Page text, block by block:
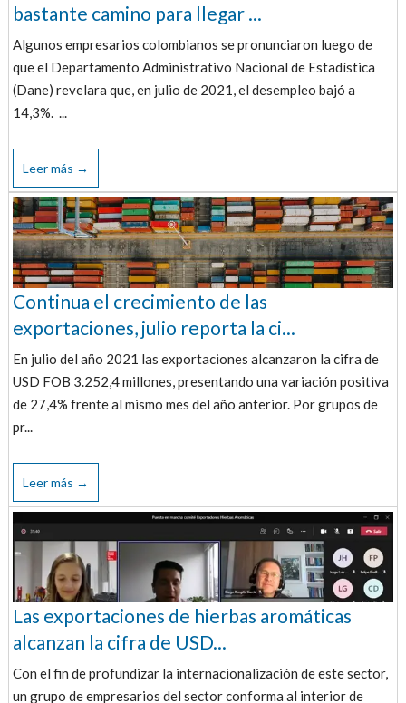
bastante camino para llegar ...
Algunos empresarios colombianos se pronunciaron luego de
que el Departamento Administrativo Nacional de Estadística
(Dane) revelara que, en julio de 2021, el desempleo bajó a
14,3%. ...
Leer más →
Continua el crecimiento de las
exportaciones, julio reporta la ci...
En julio del año 2021 las exportaciones alcanzaron la cifra de
USD FOB 3.252,4 millones, presentando una variación positiva
de 27,4% frente al mismo mes del año anterior. Por grupos de
pr...
Leer más →
Las exportaciones de hierbas aromáticas
alcanzan la cifra de USD...
Con el fin de profundizar la internacionalización de este sector,
un grupo de empresarios del sector conforma al interior de